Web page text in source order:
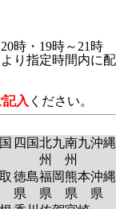
時・19時～21時
り指定時間内に配
入 ください。
四国北九
州
南九
州
沖縄
徳島
県
福岡
県
熊本
県
沖縄
県